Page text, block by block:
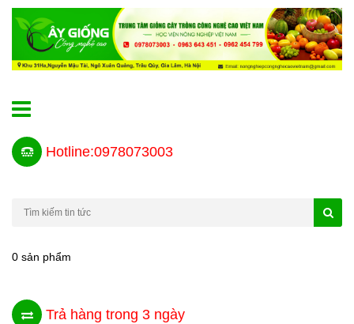
Hotline:0978073003
0 sản phẩm
Trả hàng trong 3 ngày